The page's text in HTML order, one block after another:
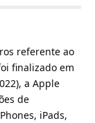
referente ao
finalizado em
a Apple
de
iPads,